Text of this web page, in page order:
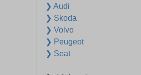
❯ Audi
❯ Skoda
❯ Volvo
❯ Peugeot
❯ Seat